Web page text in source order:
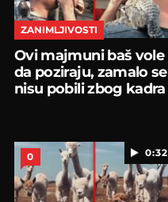
ZANIMLJIVOSTI
Ovi majmuni baš vole
da poziraju, zamalo se
nisu pobili zbog kadra
0:32
0